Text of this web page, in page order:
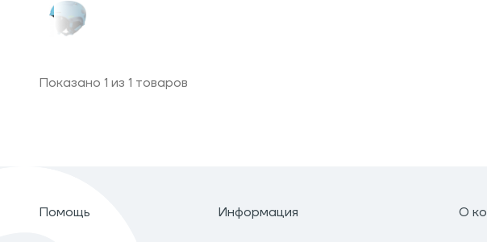
Показано 1 из 1 товаров
Помощь Информация О